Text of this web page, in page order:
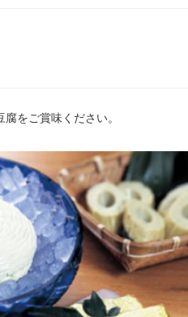
をご賞味ください。